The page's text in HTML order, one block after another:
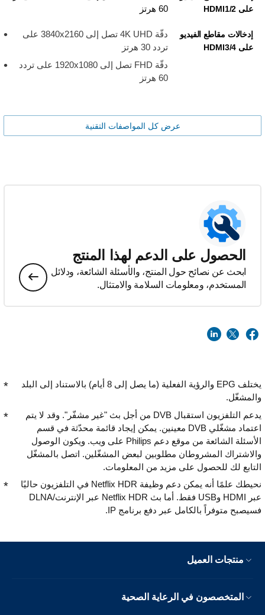
على HDMI1/2
60 هرتز
إدخالات مقاطع الفيديو
على HDMI3/4
دقّة 4K UHD تصل إلى 3840x2160 على
تردد 30 هرتز
دقّة FHD تصل إلى 1920x1080 على تردد
60 هرتز
عرض كل المواصفات التقنية
الحصول على الدعم لهذا المنتج
ابحث عن نصائح حول المنتج، والأسئلة الشائعة، ودلائل
المستخدم، ومعلومات السلامة والامتثال.
يختلف EPG والرؤية الفعلية (ما يصل إلى 8 أيام) بالاستناد إلى البلد
والمشغّل.
يدعم التلفزيون استقبال DVB من أجل بث "غير مشفّر". وقد لا يتم
اعتماد مشغّلي DVB معينين. يمكن إيجاد قائمة محدّثة في قسم
الأسئلة الشائعة من موقع دعم Philips على ويب. ويكون الوصول
والاشتراك المشروطان مطلوبين لبعض المشغّلين. اتصل بالمشغّل
التابع لك للحصول على مزيد من المعلومات.
نحيطك علمًا أنه يمكن دعم وظيفة Netflix HDR في التلفزيون حاليًا
عبر HDMI وUSB فقط. أما بث Netflix HDR عبر الإنترنت/DLNA
فسيصبح متوفراً بالكامل عبر دفع برنامج IP.
منتجات العميل
المتخصصون في الرعاية الصحية